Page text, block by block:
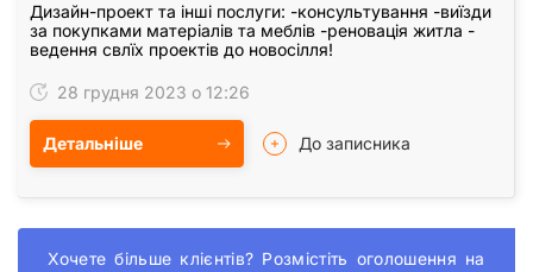
Дизайн-проект та інші послуги: -консультування -виїзди
за покупками матеріалів та меблів -реновація житла -
ведення свлїх проектів до новосілля!
28 грудня 2023 о 12:26
Детальніше До записника
Хочете більше клієнтів? Розмістіть оголошення на